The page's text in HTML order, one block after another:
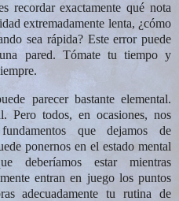
recordar exactamente qué nota
extremadamente lenta, ¿cómo
sea rápida? Este error puede
pared. Tómate tu tiempo y
parecer bastante elemental.
Pero todos, en ocasiones, nos
que dejamos de
ponernos en el estado mental
deberíamos estar mientras
entran en juego los puntos
adecuadamente tu rutina de